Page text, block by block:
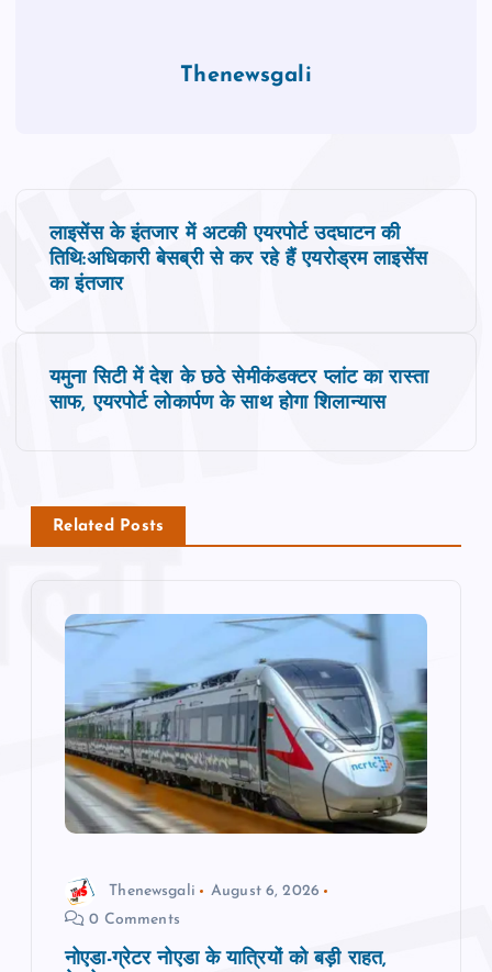
Thenewsgali
v
लाइसेंस के इंतजार में अटकी एयरपोर्ट उदघाटन की
तिथि:अधिकारी बेसब्री से कर रहे हैं एयरोड्रम लाइसेंस
का इंतजार
यमुना सिटी में देश के छठे सेमीकंडक्टर प्लांट का रास्ता
साफ, एयरपोर्ट लोकार्पण के साथ होगा शिलान्यास
Related Posts
Thenewsgali
August 6, 2026
0 Comments
नोएडा-ग्रेटर नोएडा के यात्रियों को बड़ी राहत,